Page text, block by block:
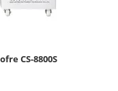
CS-8800S